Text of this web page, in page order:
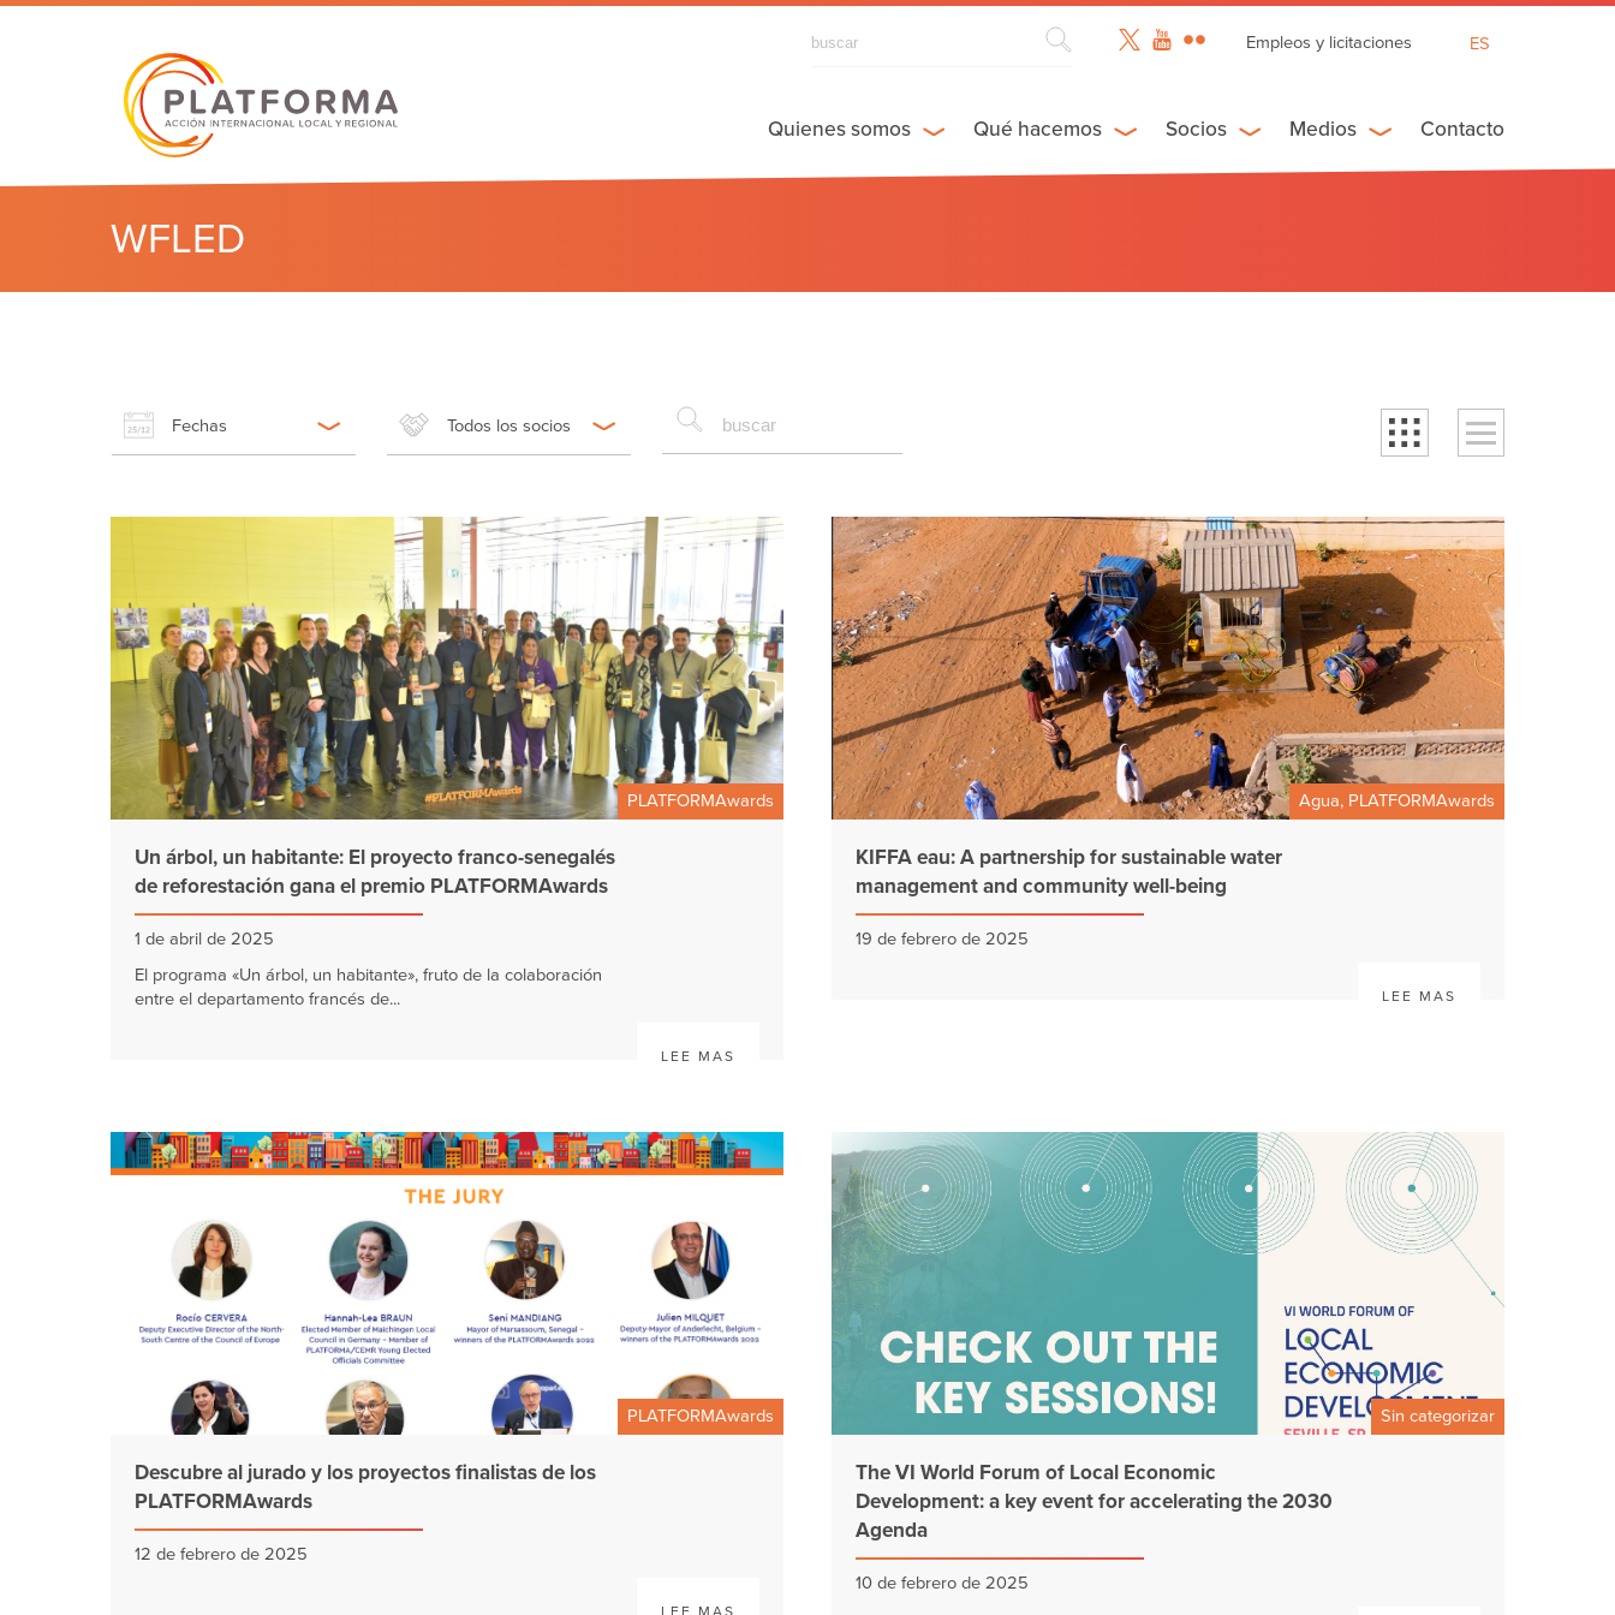
WFLED
Empleos y licitaciones
FR
ES
Quienes somos Qué hacemos Socios Medios Contacto
Fechas Todos los socios
PLATFORMAwards
Un árbol, un habitante: El proyecto franco-senegalés
de reforestación gana el premio PLATFORMAwards
1 de abril de 2025
El programa «Un árbol, un habitante», fruto de la colaboración
entre el departamento francés de...
LEE MAS
Agua, PLATFORMAwards
KIFFA eau: A partnership for sustainable water
management and community well-being
19 de febrero de 2025
LEE MAS
PLATFORMAwards
Descubre al jurado y los proyectos finalistas de los
PLATFORMAwards
12 de febrero de 2025
LEE MAS
Sin categorizar
The VI World Forum of Local Economic
Development: a key event for accelerating the 2030
Agenda
10 de febrero de 2025